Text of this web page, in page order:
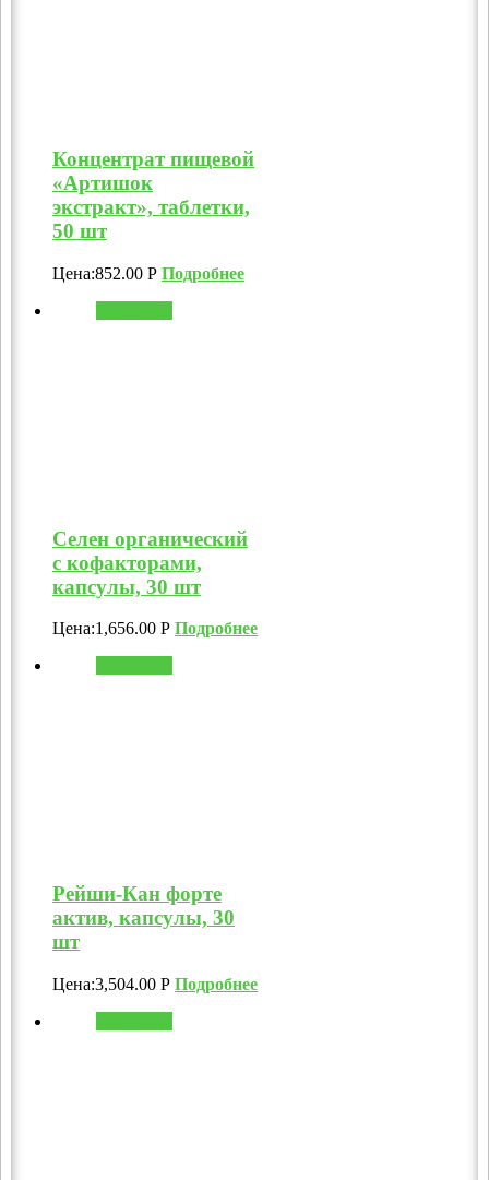
Концентрат пищевой
«Артишок
экстракт», таблетки,
50 шт
Цена:852.00 Р Подробнее
Селен органический
с кофакторами,
капсулы, 30 шт
Цена:1,656.00 Р Подробнее
Рейши-Кан форте
актив, капсулы, 30
шт
Цена:3,504.00 Р Подробнее